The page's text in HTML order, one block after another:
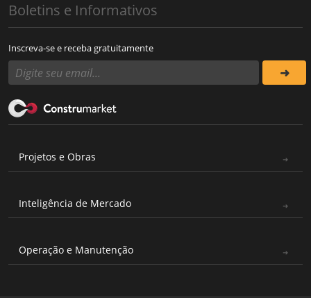
Boletins e Informativos
Inscreva-se e receba gratuitamente
Projetos e Obras
Inteligência de Mercado
Operação e Manutenção